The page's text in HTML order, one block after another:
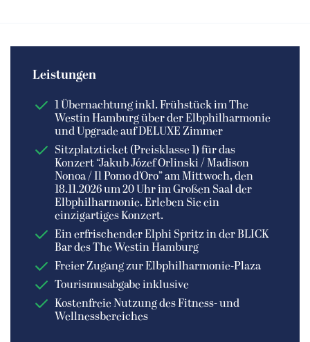
Leistungen
1 Übernachtung inkl. Frühstück im The
Westin Hamburg über der Elbphilharmonie
und Upgrade auf DELUXE Zimmer
Sitzplatzticket (Preisklasse 1) für das
Konzert “Jakub Józef Orlinski / Madison
Nonoa / Il Pomo d’Oro” am Mittwoch, den
18.11.2026 um 20 Uhr im Großen Saal der
Elbphilharmonie. Erleben Sie ein
einzigartiges Konzert.
Ein erfrischender Elphi Spritz in der BLICK
Bar des The Westin Hamburg
Freier Zugang zur Elbphilharmonie-Plaza
Tourismusabgabe inklusive
Kostenfreie Nutzung des Fitness- und
Wellnessbereiches